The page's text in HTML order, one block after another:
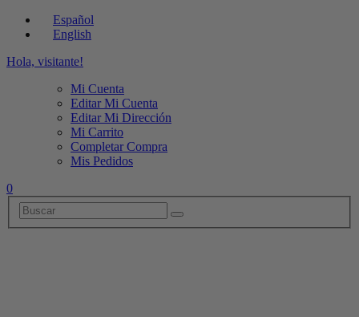
Español
English
Hola, visitante!
Mi Cuenta
Editar Mi Cuenta
Editar Mi Dirección
Mi Carrito
Completar Compra
Mis Pedidos
0